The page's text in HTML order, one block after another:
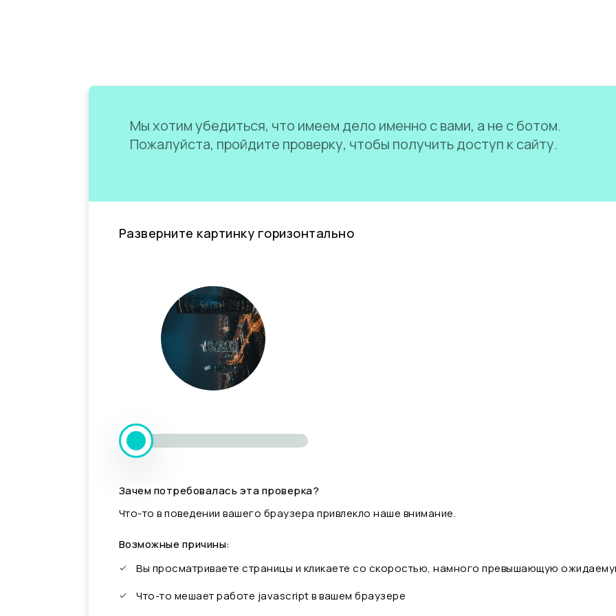
Мы хотим убедиться, что имеем дело именно с вами, а не с ботом.
Пожалуйста, пройдите проверку, чтобы получить доступ к сайту.
Разверните картинку горизонтально
Зачем потребовалась эта проверка?
Что-то в поведении вашего браузера привлекло наше внимание.
Возможные причины:
Вы просматриваете страницы и кликаете со скоростью, намного превышающую
Что-то мешает работе javascript в вашем браузере